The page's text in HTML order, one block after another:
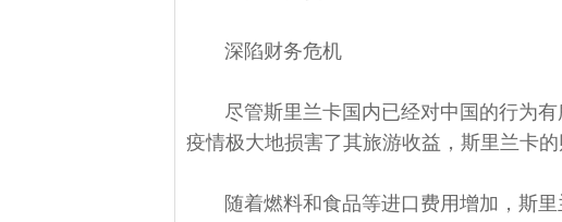
深陷财务危机
尽管斯里兰卡国内已经对中国的行为
疫情极大地损害了其旅游收益，斯里兰卡
随着燃料和食品等进口费用增加，斯